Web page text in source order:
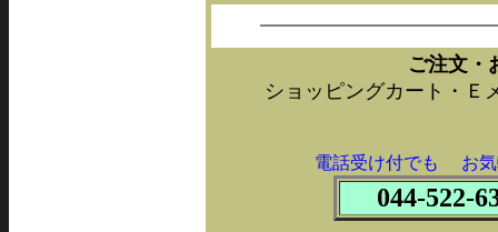
ご注文・
ショッピングカート・Ｅ
電話受け付でも お気
044-522-